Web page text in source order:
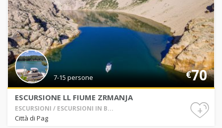
7-15 persone €70
ESCURSIONE LL FIUME ZRMANJA
ESCURSIONI / ESCURSIONI IN B...
Città di Pag
+